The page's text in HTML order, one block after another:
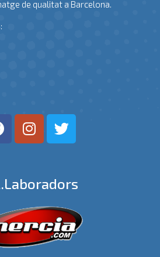
de qualitat a Barcelona.